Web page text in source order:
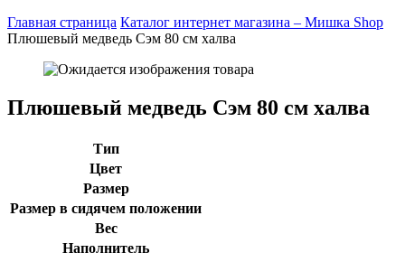
Главная страница Каталог интернет магазина – Мишка Shop
Плюшевый медведь Сэм 80 см халва
Плюшевый медведь Сэм 80 см халва
Тип
Цвет
Размер
Размер в сидячем положении
Вес
Наполнитель